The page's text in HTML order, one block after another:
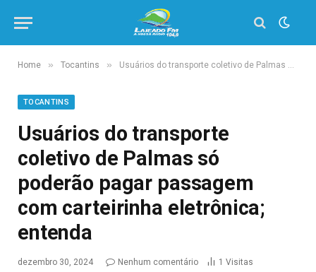
Home » Tocantins » Usuários do transporte coletivo de Palmas só poderão pagar passagem com carteirinha eletrônica; entenda
TOCANTINS
Usuários do transporte
coletivo de Palmas só
poderão pagar passagem
com carteirinha eletrônica;
entenda
dezembro 30, 2024 Nenhum comentário 1 Visitas